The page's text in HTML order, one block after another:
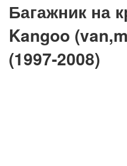
Багажник на
Kangoo
(1997-2008)